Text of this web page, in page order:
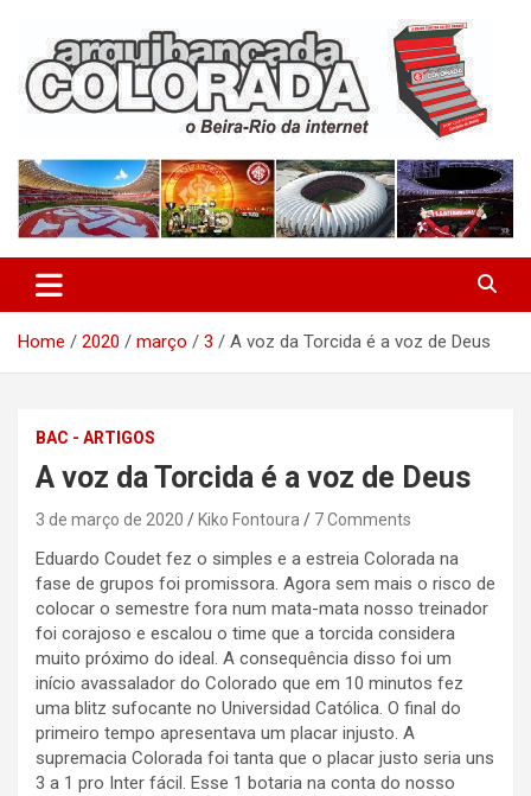
content
Arquibancada Colorada
Home 2020 março 3 A voz da Torcida é a voz de Deus
BAC - ARTIGOS
A voz da Torcida é a voz de Deus
3 de março de 2020 Kiko Fontoura 7 Comments
Eduardo Coudet fez o simples e a estreia Colorada na
fase de grupos foi promissora. Agora sem mais o risco de
colocar o semestre fora num mata-mata nosso treinador
foi corajoso e escalou o time que a torcida considera
muito próximo do ideal. A consequência disso foi um
início avassalador do Colorado que em 10 minutos fez
uma blitz sufocante no Universidad Católica. O final do
primeiro tempo apresentava um placar injusto. A
supremacia Colorada foi tanta que o placar justo seria uns
3 a 1 pro Inter fácil. Esse 1 botaria na conta do nosso